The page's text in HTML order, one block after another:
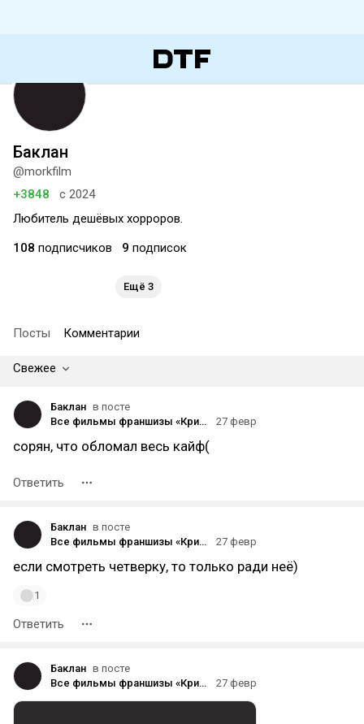
Баклан
@morkfilm
+3848
с 2024
Любитель дешёвых хорроров.
108 подписчиков 9 подписок
Ещё 3
Посты Комментарии
Свежее
Баклан в посте
Все фильмы франшизы «Крик» — от худшего к лучшему
27 февр
сорян, что обломал весь кайф(
Ответить
Баклан в посте
Все фильмы франшизы «Крик» — от худшего к лучшему
27 февр
если смотреть четверку, то только ради неё)
1
Ответить
Баклан в посте
Все фильмы франшизы «Крик» — от худшего к лучшему
27 февр